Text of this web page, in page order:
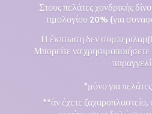
Στους πελάτες χονδρικής
τιμολογίου 20% (για
Η έκπτωση δεν
Μπορείτε να
*μόνο για
**άν έχετε